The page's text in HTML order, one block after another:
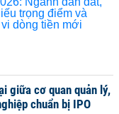
giữa cơ quan quản lý,
chuẩn bị IPO